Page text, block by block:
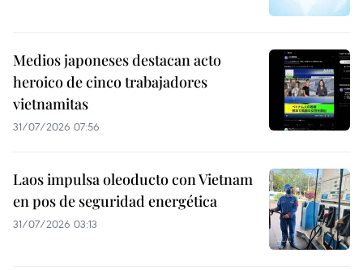
Medios japoneses destacan acto
heroico de cinco trabajadores
vietnamitas
31/07/2026 07:56
Laos impulsa oleoducto con Vietnam
en pos de seguridad energética
31/07/2026 03:13